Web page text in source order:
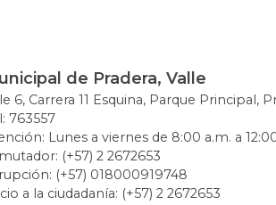
de Pradera, Valle
6, Carrera 11 Esquina, Parque Principal,
763557
Lunes a viernes de 8:00 a.m. a
(+57) 2 2672653
(+57) 018000919748
a la ciudadanía: (+57) 2 2672653